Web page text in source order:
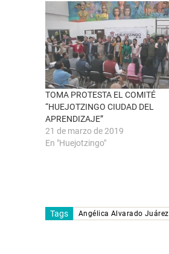
e
n
u
n
a
v
e
n
t
a
n
a
n
u
e
v
a
)
n
F
a
c
e
b
o
o
k
(
S
e
a
b
r
e
e
n
u
n
a
TOMA PROTESTA EL COMITÉ
“HUEJOTZINGO CIUDAD DEL
APRENDIZAJE”
21 de marzo de 2019
En "Huejotzingo"
Tags Angélica Alvarado Juárez